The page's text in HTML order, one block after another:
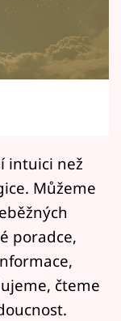
intuici než
Můžeme
poradce,
čteme